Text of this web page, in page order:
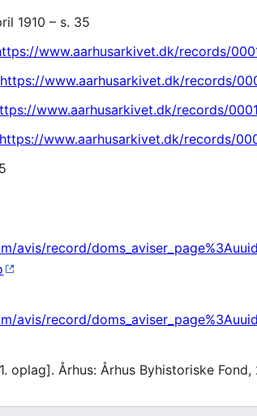
1910 – s. 35
www.aarhusarkivet.dk/records/
https://www.aarhusarkivet.dk/records/
www.aarhusarkivet.dk/records/
https://www.aarhusarkivet.dk/records/
avis/record/
avis/record/
oplag]. Århus: Århus Byhistoriske Fond,